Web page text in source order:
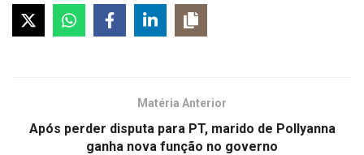
Matéria Anterior
Após perder disputa para PT, marido de Pollyanna
ganha nova função no governo